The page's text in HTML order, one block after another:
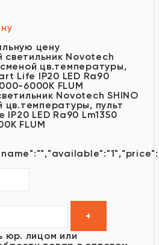
цену
Novotech SHINO
цв.температуры, пульт
LED Ra90 Lm1350
FLUM
юр. лицом или